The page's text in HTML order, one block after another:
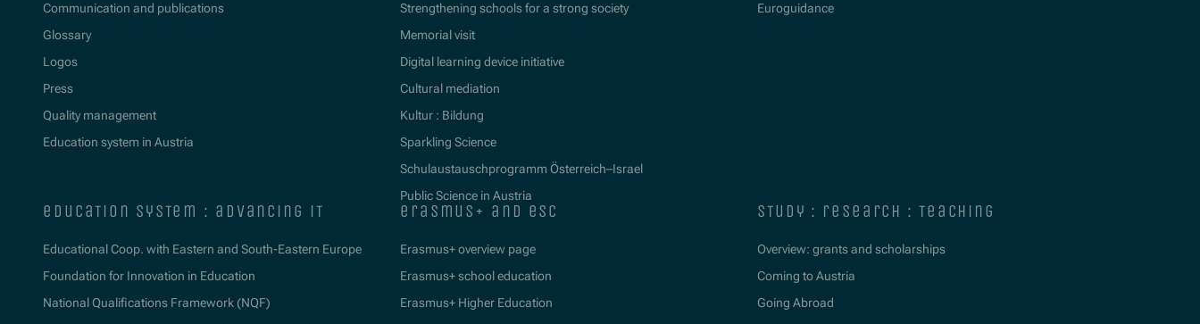
Communication and publications
Glossary
Logos
Press
Quality management
Education system in Austria
Strengthening schools for a strong society
Memorial visit
Digital learning device initiative
Cultural mediation
Kultur : Bildung
Sparkling Science
Schulaustauschprogramm Österreich–Israel
Public Science in Austria
Euroguidance
education system : advancing it
Educational Coop. with Eastern and South-Eastern Europe
Foundation for Innovation in Education
National Qualifications Framework (NQF)
erasmus+ and esc
Erasmus+ overview page
Erasmus+ school education
Erasmus+ Higher Education
study : research : teaching
Overview: grants and scholarships
Coming to Austria
Going Abroad